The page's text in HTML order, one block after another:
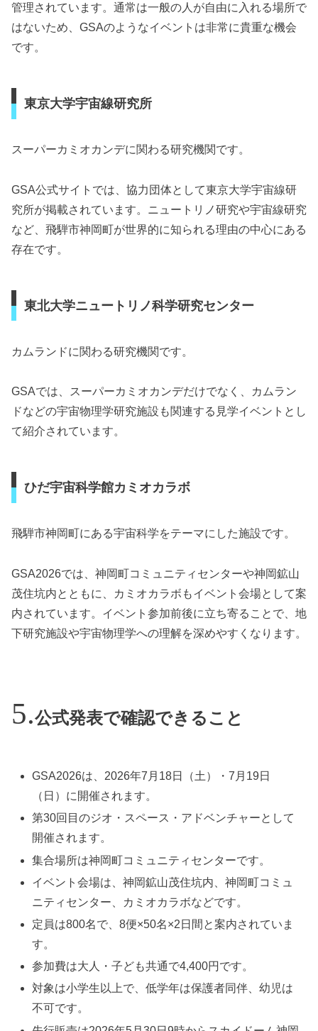
管理されています。通常は一般の人が自由に入れる場所で
はないため、GSAのようなイベントは非常に貴重な機会
です。
東京大学宇宙線研究所
スーパーカミオカンデに関わる研究機関です。
GSA公式サイトでは、協力団体として東京大学宇宙線研
究所が掲載されています。ニュートリノ研究や宇宙線研究
など、飛騨市神岡町が世界的に知られる理由の中心にある
存在です。
東北大学ニュートリノ科学研究センター
カムランドに関わる研究機関です。
GSAでは、スーパーカミオカンデだけでなく、カムラン
ドなどの宇宙物理学研究施設も関連する見学イベントとし
て紹介されています。
ひだ宇宙科学館カミオカラボ
飛騨市神岡町にある宇宙科学をテーマにした施設です。
GSA2026では、神岡町コミュニティセンターや神岡鉱山
茂住坑内とともに、カミオカラボもイベント会場として案
内されています。イベント参加前後に立ち寄ることで、地
下研究施設や宇宙物理学への理解を深めやすくなります。
公式発表で確認できること
GSA2026は、2026年7月18日（土）・7月19日
（日）に開催されます。
第30回目のジオ・スペース・アドベンチャーとして
開催されます。
集合場所は神岡町コミュニティセンターです。
イベント会場は、神岡鉱山茂住坑内、神岡町コミュ
ニティセンター、カミオカラボなどです。
定員は800名で、8便×50名×2日間と案内されていま
す。
参加費は大人・子ども共通で4,400円です。
対象は小学生以上で、低学年は保護者同伴、幼児は
不可です。